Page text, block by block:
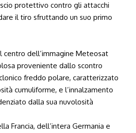
protettivo contro gli attacchi
il tiro sfruttando un suo primo
centro dell’immagine Meteosat
proveniente dallo scontro
freddo polare, caratterizzato
cumuliforme, e l’innalzamento
dalla sua nuvolosità
Francia, dell’intera Germania e